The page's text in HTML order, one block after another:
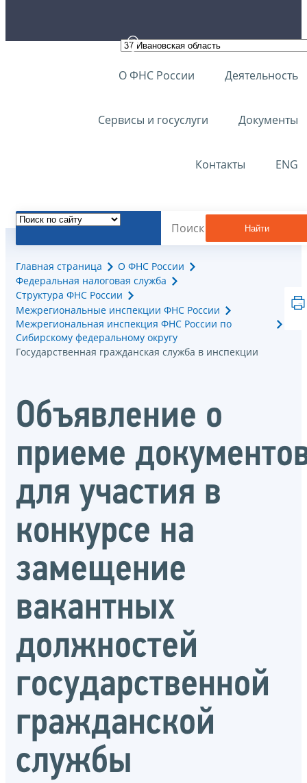
О ФНС России Деятельность
Сервисы и госуслуги Документы
Контакты ENG
Найти
Главная страница
О ФНС России
Федеральная налоговая служба
Структура ФНС России
Межрегиональные инспекции ФНС России
Межрегиональная инспекция ФНС России по
Сибирскому федеральному округу
Государственная гражданская служба в инспекции
Объявление о
приеме
для участия в
конкурсе на
замещение
вакантных
должностей
государственной
гражданской
службы